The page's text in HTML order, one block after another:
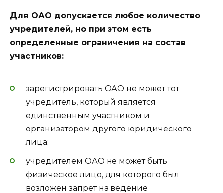
Для ОАО допускается любое количество
учредителей, но при этом есть
определенные ограничения на состав
участников:
зарегистрировать ОАО не может тот
учредитель, который является
единственным участником и
организатором другого юридического
лица;
учредителем ОАО не может быть
физическое лицо, для которого был
возложен запрет на ведение